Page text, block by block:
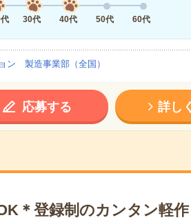
30代 40代 50代 60代
ン 製造事業部（全国）
応募する 詳し
＊登録制のカンタン軽作